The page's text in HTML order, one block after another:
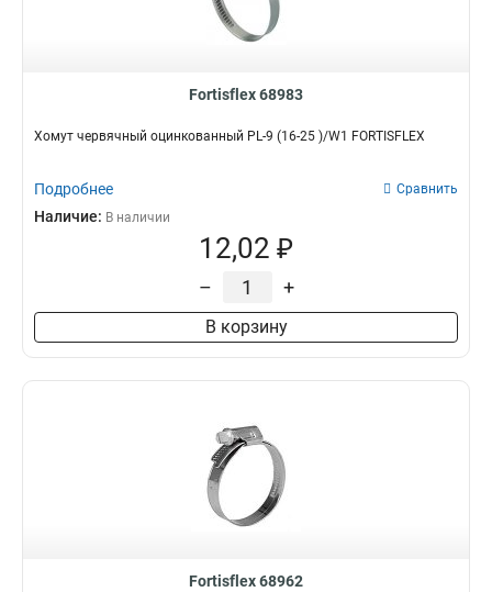
Fortisflex 68983
Хомут червячный оцинкованный PL-9 (16-25 )/W1 FORTISFLEX
Подробнее Сравнить
Наличие: В наличии
12,02 ₽
– +
В корзину
Fortisflex 68962